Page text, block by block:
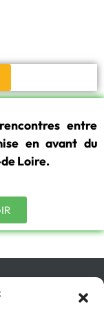
entre
en avant du
Loire.